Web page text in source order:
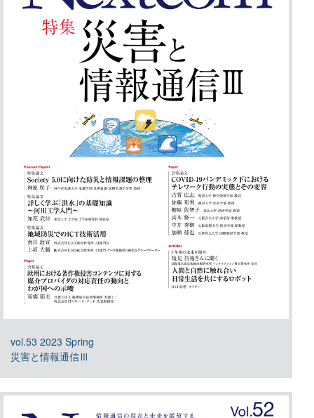
vol.53 2023 Spring
災害と情報通信Ⅲ